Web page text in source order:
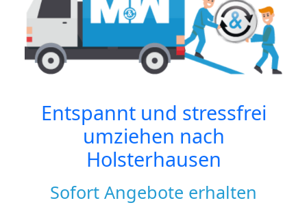
Entspannt und stressfrei
umziehen nach
Holsterhausen
Sofort Angebote erhalten